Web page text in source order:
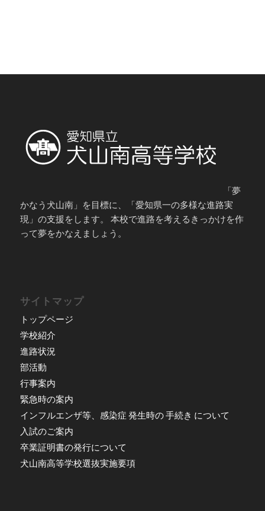
「夢
かなう犬山南」を目標に、「愛知県一の多様な進路実
現」の支援をします。 本校で進路を考えるきっかけを作
って夢をかなえましょう。
サイトマップ
トップページ
学校紹介
進路状況
部活動
行事案内
緊急時の案内
インフルエンザ等、感染症 発生時の 手続き について
入試のご案内
卒業証明書の発行について
犬山南高等学校選抜実施要項